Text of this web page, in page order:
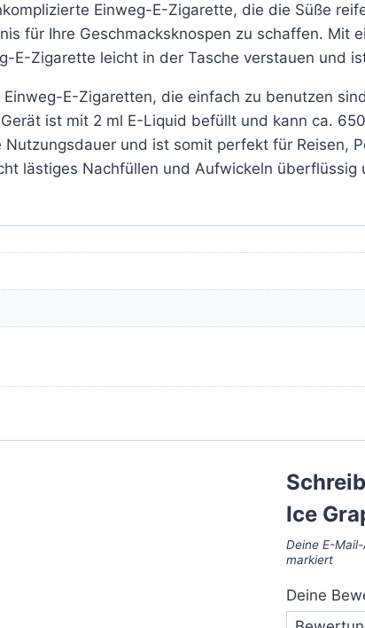
Einweg-E-Zigarette, die die Süße
für Ihre Geschmacksknospen zu schaffen. Mit
E-Zigarette leicht in der Tasche verstauen und
E-Zigaretten, die einfach zu benutzen
ist mit 2 ml E-Liquid befüllt und kann ca.
und ist somit perfekt für Reisen,
lästiges Nachfüllen und Aufwickeln
Ice
Deine E-
markiert
Deine